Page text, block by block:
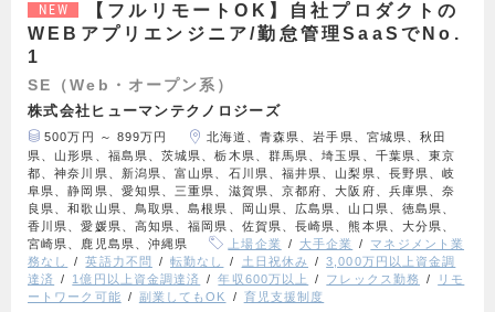
NEW
【フルリモートOK】自社プロダクトの
WEBアプリエンジニア/勤怠管理SaaSでNo.
1
SE（Web・オープン系）
株式会社ヒューマンテクノロジーズ
500万円 ～ 899万円
北海道、青森県、岩手県、宮城県、秋田
県、山形県、福島県、茨城県、栃木県、群馬県、埼玉県、千葉県、東京
都、神奈川県、新潟県、富山県、石川県、福井県、山梨県、長野県、岐
阜県、静岡県、愛知県、三重県、滋賀県、京都府、大阪府、兵庫県、奈
良県、和歌山県、鳥取県、島根県、岡山県、広島県、山口県、徳島県、
香川県、愛媛県、高知県、福岡県、佐賀県、長崎県、熊本県、大分県、
宮崎県、鹿児島県、沖縄県
上場企業 大手企業
マネジメント業
務なし
英語力不問 転勤なし 土日祝休み
3,000万円以上資金調
達済
1億円以上資金調達済 年収600万以上 フレックス勤務
リモ
ートワーク可能
副業してもOK 育児支援制度